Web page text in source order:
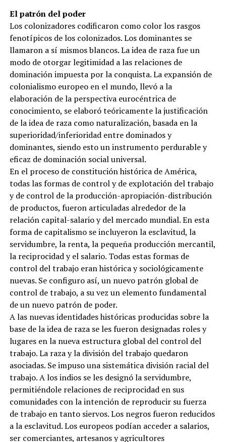
El patrón del poder
Los colonizadores codificaron como color los rasgos
fenotípicos de los colonizados. Los dominantes se
llamaron a sí mismos blancos. La idea de raza fue un
modo de otorgar legitimidad a las relaciones de
dominación impuesta por la conquista. La expansión de
colonialismo europeo en el mundo, llevó a la
elaboración de la perspectiva eurocéntrica de
conocimiento, se elaboró teóricamente la justificación
de la idea de raza como naturalización, basada en la
superioridad/inferioridad entre dominados y
dominantes, siendo esto un instrumento perdurable y
eficaz de dominación social universal.
En el proceso de constitución histórica de América,
todas las formas de control y de explotación del trabajo
y de control de la producción-apropiación-distribución
de productos, fueron articuladas alrededor de la
relación capital-salario y del mercado mundial. En esta
forma de capitalismo se incluyeron la esclavitud, la
servidumbre, la renta, la pequeña producción mercantil,
la reciprocidad y el salario. Todas estas formas de
control del trabajo eran histórica y sociológicamente
nuevas. Se configuro así, un nuevo patrón global de
control de trabajo, a su vez un elemento fundamental
de un nuevo patrón de poder.
A las nuevas identidades históricas producidas sobre la
base de la idea de raza se les fueron designadas roles y
lugares en la nueva estructura global del control del
trabajo. La raza y la división del trabajo quedaron
asociadas. Se impuso una sistemática división racial del
trabajo. A los indios se les designó la servidumbre,
permitiéndole relaciones de reciprocidad en sus
comunidades con la intención de reproducir su fuerza
de trabajo en tanto siervos. Los negros fueron reducidos
a la esclavitud. Los europeos podían acceder a salarios,
ser comerciantes, artesanos y agricultores